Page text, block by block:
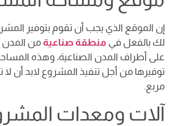
إن الموقع الذي يجب أن تقوم بتوفير
لك بالفعل في منطقة صناعية من المدن
على أطراف المدن الصناعية، وهذه
مربع.
آلات ومعدات